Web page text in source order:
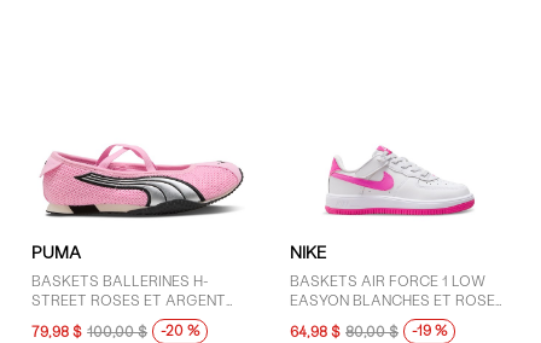
PUMA
BASKETS BALLERINES H-
STREET ROSES ET ARGENT
POUR FEMMES
79,98 $ 100,00 $ -20 %
NIKE
BASKETS AIR FORCE 1 LOW
EASYON BLANCHES ET ROSES
POUR JEUNES ENFANTS
64,98 $ 80,00 $ -19 %